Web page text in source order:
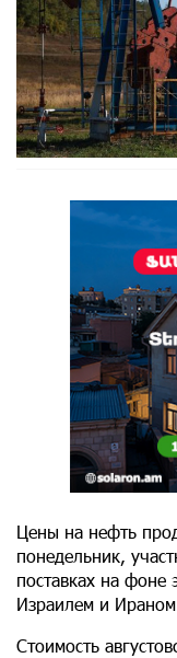
Цены на нефть
понедельник,
поставках на фоне
Израилем и
Стоимость